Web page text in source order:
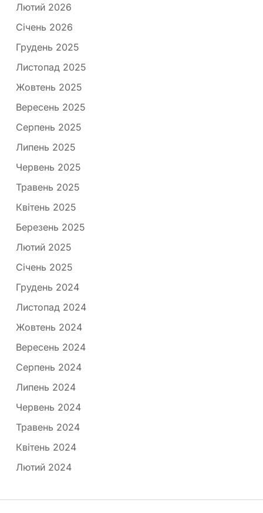
Лютий 2026
Січень 2026
Грудень 2025
Листопад 2025
Жовтень 2025
Вересень 2025
Серпень 2025
Липень 2025
Червень 2025
Травень 2025
Квітень 2025
Березень 2025
Лютий 2025
Січень 2025
Грудень 2024
Листопад 2024
Жовтень 2024
Вересень 2024
Серпень 2024
Липень 2024
Червень 2024
Травень 2024
Квітень 2024
Лютий 2024